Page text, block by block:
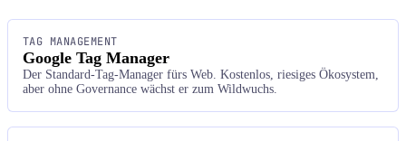
TAG MANAGEMENT
Google Tag Manager
Der Standard-Tag-Manager fürs Web. Kostenlos, riesiges Ökosystem,
aber ohne Governance wächst er zum Wildwuchs.